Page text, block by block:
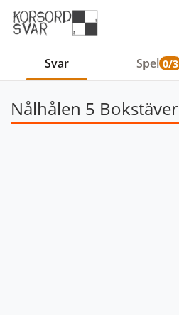
Svar Spel 0/3
Nålhålen 5 Bokstäver